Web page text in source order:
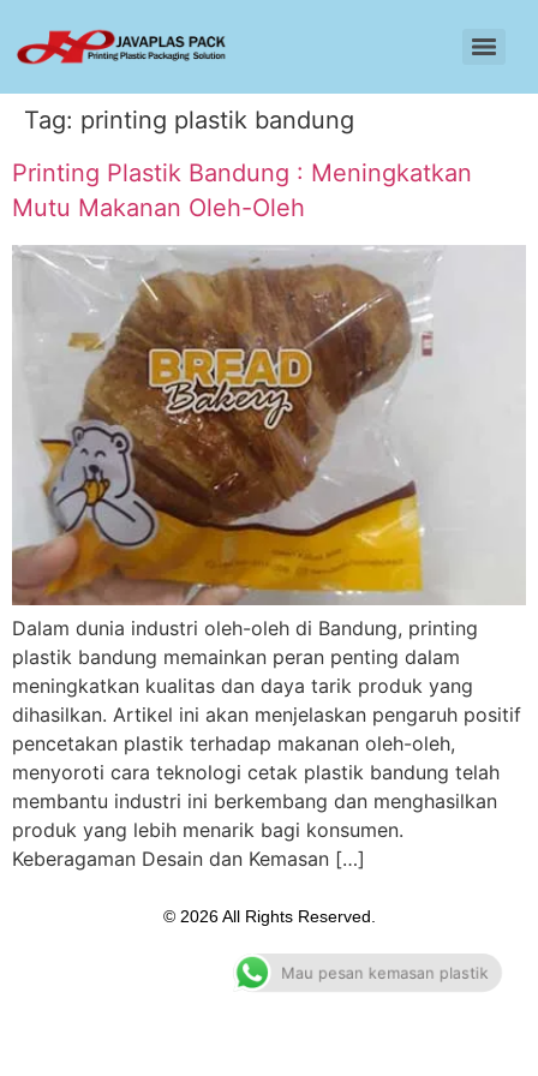
Tag: printing plastik bandung
Printing Plastik Bandung : Meningkatkan
Mutu Makanan Oleh-Oleh
Dalam dunia industri oleh-oleh di Bandung, printing
plastik bandung memainkan peran penting dalam
meningkatkan kualitas dan daya tarik produk yang
dihasilkan. Artikel ini akan menjelaskan pengaruh positif
pencetakan plastik terhadap makanan oleh-oleh,
menyoroti cara teknologi cetak plastik bandung telah
membantu industri ini berkembang dan menghasilkan
produk yang lebih menarik bagi konsumen.
Keberagaman Desain dan Kemasan […]
© 2026 All Rights Reserved.
Mau pesan kemasan plastik